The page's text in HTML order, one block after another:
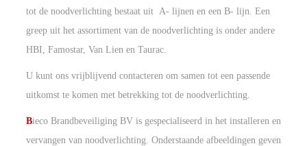
tot de noodverlichting bestaat uit A- lijnen en een B- lijn. Een
greep uit het assortiment van de noodverlichting is onder andere
HBI, Famostar, Van Lien en Taurac.
U kunt ons vrijblijvend contacteren om samen tot een passende
uitkomst te komen met betrekking tot de noodverlichting.
Bieco Brandbeveiliging BV is gespecialiseerd in het installeren en
vervangen van noodverlichting. Onderstaande afbeeldingen geven